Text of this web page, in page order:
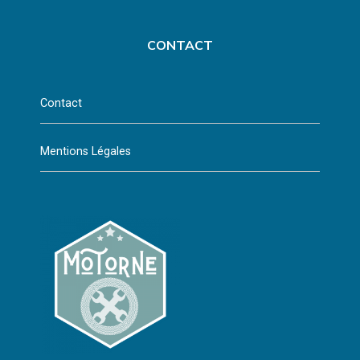
CONTACT
Contact
Mentions Légales